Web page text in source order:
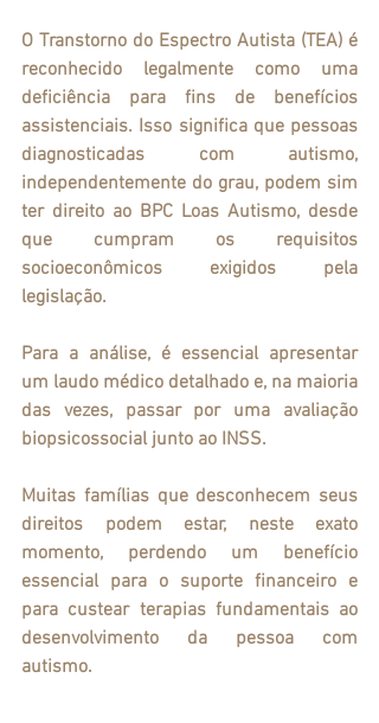
O Transtorno do Espectro Autista (TEA) é
reconhecido legalmente como uma
deficiência para fins de benefícios
assistenciais. Isso significa que pessoas
diagnosticadas com autismo,
independentemente do grau, podem sim
ter direito ao BPC Loas Autismo, desde
que cumpram os requisitos
socioeconômicos exigidos pela
legislação.
Para a análise, é essencial apresentar
um laudo médico detalhado e, na maioria
das vezes, passar por uma avaliação
biopsicossocial junto ao INSS.
Muitas famílias que desconhecem seus
direitos podem estar, neste exato
momento, perdendo um benefício
essencial para o suporte financeiro e
para custear terapias fundamentais ao
desenvolvimento da pessoa com
autismo.